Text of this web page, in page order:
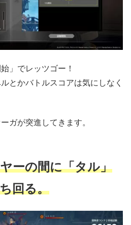
」でレッツゴー！
とかバトルスコアは気にしなく
ガが突進してきます。
ーの間に「タル」
回る。